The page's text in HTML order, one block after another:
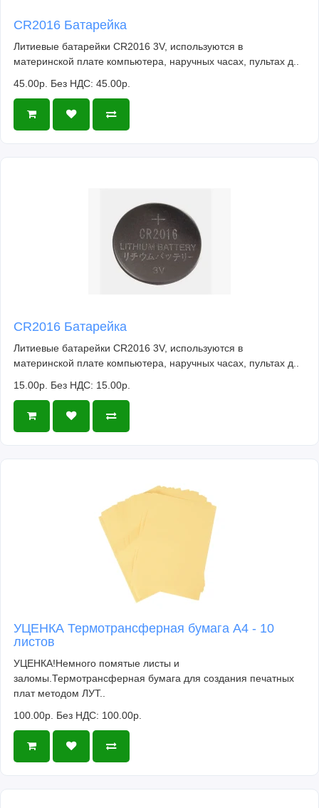
CR2016 Батарейка
Литиевые батарейки CR2016 3V, используются в
материнской плате компьютера, наручных часах, пультах д..
45.00р. Без НДС: 45.00р.
CR2016 Батарейка
Литиевые батарейки CR2016 3V, используются в
материнской плате компьютера, наручных часах, пультах д..
15.00р. Без НДС: 15.00р.
УЦЕНКА Термотрансферная бумага А4 - 10
листов
УЦЕНКА!Немного помятые листы и
заломы.Термотрансферная бумага для создания печатных
плат методом ЛУТ..
100.00р. Без НДС: 100.00р.